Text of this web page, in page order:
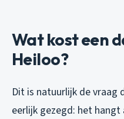
Wat kost een
Heiloo?
Dit is natuurlijk de vraag
eerlijk gezegd: het hangt